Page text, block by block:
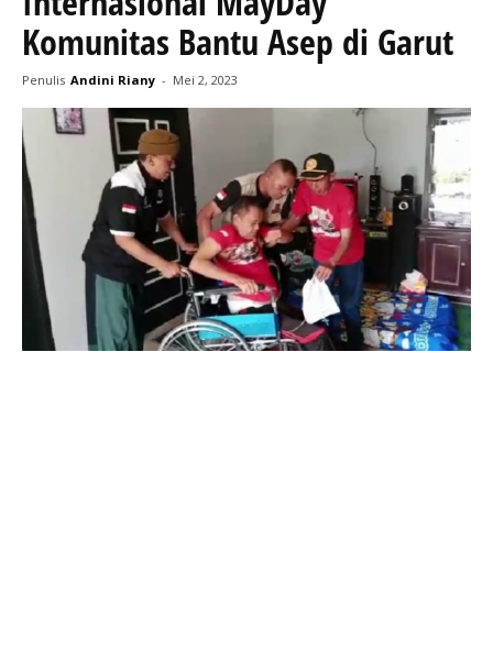
Komunitas Bantu Asep di Garut
Penulis Andini Riany - Mei 2, 2023